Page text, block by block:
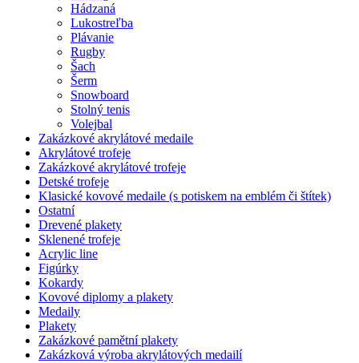
Hádzaná
Lukostreľba
Plávanie
Rugby
Šach
Šerm
Snowboard
Stolný tenis
Volejbal
Zakázkové akrylátové medaile
Akrylátové trofeje
Zakázkové akrylátové trofeje
Detské trofeje
Klasické kovové medaile (s potiskem na emblém či štítek)
Ostatní
Drevené plakety
Sklenené trofeje
Acrylic line
Figúrky
Kokardy
Kovové diplomy a plakety
Medaily
Plakety
Zakázkové pamětní plakety
Zakázková výroba akrylátových medailí